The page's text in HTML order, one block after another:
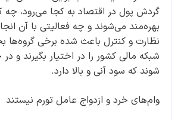
گردش پول در اقتصاد به کجا می‌رود، چه
بهره‌مند می‌شوند و چه فعالیتی با آن
نظارت و کنترل باعث شده برخی گروه‌ها
شبکه مالی کشور را در اختیار بگیرند و
شوند که سود آنی و بالا دارد.
وام‌های خرد و ازدواج عامل تورم نیستند